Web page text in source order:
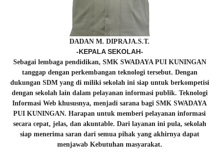
DADAN M. DIPRAJA.S.T.
-KEPALA SEKOLAH-
Sebagai lembaga pendidikan, SMK SWADAYA PUI KUNINGAN
tanggap dengan perkembangan teknologi tersebut. Dengan
dukungan SDM yang di miliki sekolah ini siap untuk berkompetisi
dengan sekolah lain dalam pelayanan informasi publik. Teknologi
Informasi Web khususnya, menjadi sarana bagi SMK SWADAYA
PUI KUNINGAN. Harapan untuk memberi pelayanan informasi
secara cepat, jelas, dan akuntable. Dari layanan ini pula, sekolah
siap menerima saran dari semua pihak yang akhirnya dapat
menjawab Kebutuhan masyarakat.